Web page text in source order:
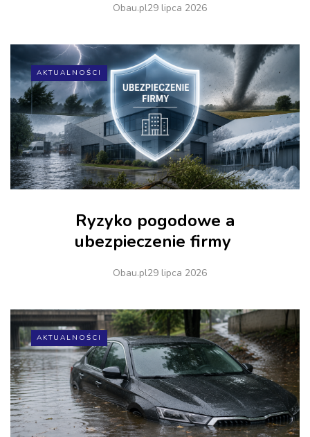
Obau.pl29 lipca 2026
AKTUALNOŚCI
Ryzyko pogodowe a
ubezpieczenie firmy
Obau.pl29 lipca 2026
AKTUALNOŚCI